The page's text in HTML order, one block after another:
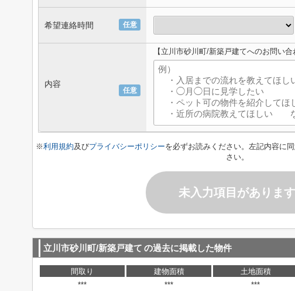
任意
希望連絡時間
任意
内容
【立川市砂川町/新築戸建てへのお問い合
※利用規約及びプライバシーポリシーを必ずお読みください。左記内容に
さい。
未入力項目があります
立川市砂川町/新築戸建て の過去に掲載した物件
間取り 建物面積 土地面積
***
*** ***